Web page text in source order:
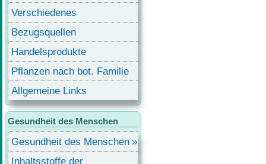
Verschiedenes
Bezugsquellen
Handelsprodukte
Pflanzen nach bot. Familie
Allgemeine Links
Gesundheit des Menschen
Gesundheit des Menschen
Inhaltsstoffe der